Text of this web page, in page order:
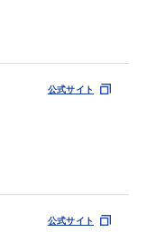
公式サイト
公式サイト